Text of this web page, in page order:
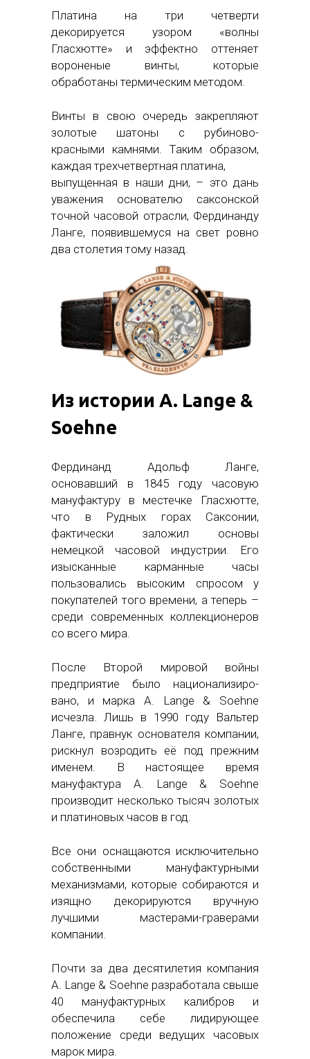
Платина на три четверти
декорируется узором «волны
Гласхютте» и эффектно оттеняет
вороненые винты, которые
обработаны термическим методом.
Винты в свою очередь закрепляют
золотые шатоны с рубиново-
красными камнями. Таким образом,
каждая трехчетвертная платина,
выпущенная в наши дни, – это дань
уважения основателю саксонской
точной часовой отрасли, Фердинанду
Ланге, появившемуся на свет ровно
два столетия тому назад.
Из истории A. Lange &
Soehne
Фердинанд Адольф Ланге,
основавший в 1845 году часовую
мануфактуру в местечке Гласхютте,
что в Рудных горах Саксонии,
фактически заложил основы
немецкой часовой индустрии. Его
изысканные карманные часы
пользовались высоким спросом у
покупателей того времени, а теперь –
среди современных коллекционеров
со всего мира.
После Второй мировой войны
предприятие было национализиро-
вано, и марка A. Lange & Soehne
исчезла. Лишь в 1990 году Вальтер
Ланге, правнук основателя компании,
рискнул возродить её под прежним
именем. В настоящее время
мануфактура A. Lange & Soehne
производит несколько тысяч золотых
и платиновых часов в год.
Все они оснащаются исключительно
собственными мануфактурными
механизмами, которые собираются и
изящно декорируются вручную
лучшими мастерами-граверами
компании.
Почти за два десятилетия компания
A. Lange & Soehne разработала свыше
40 мануфактурных калибров и
обеспечила себе лидирующее
положение среди ведущих часовых
марок мира.